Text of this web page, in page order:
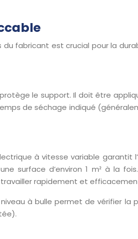
fabricant est crucial pour la
le support. Il doit être
de séchage indiqué
à vitesse variable garantit
surface d’environ 1 m² à la
rapidement et
à bulle permet de vérifier la